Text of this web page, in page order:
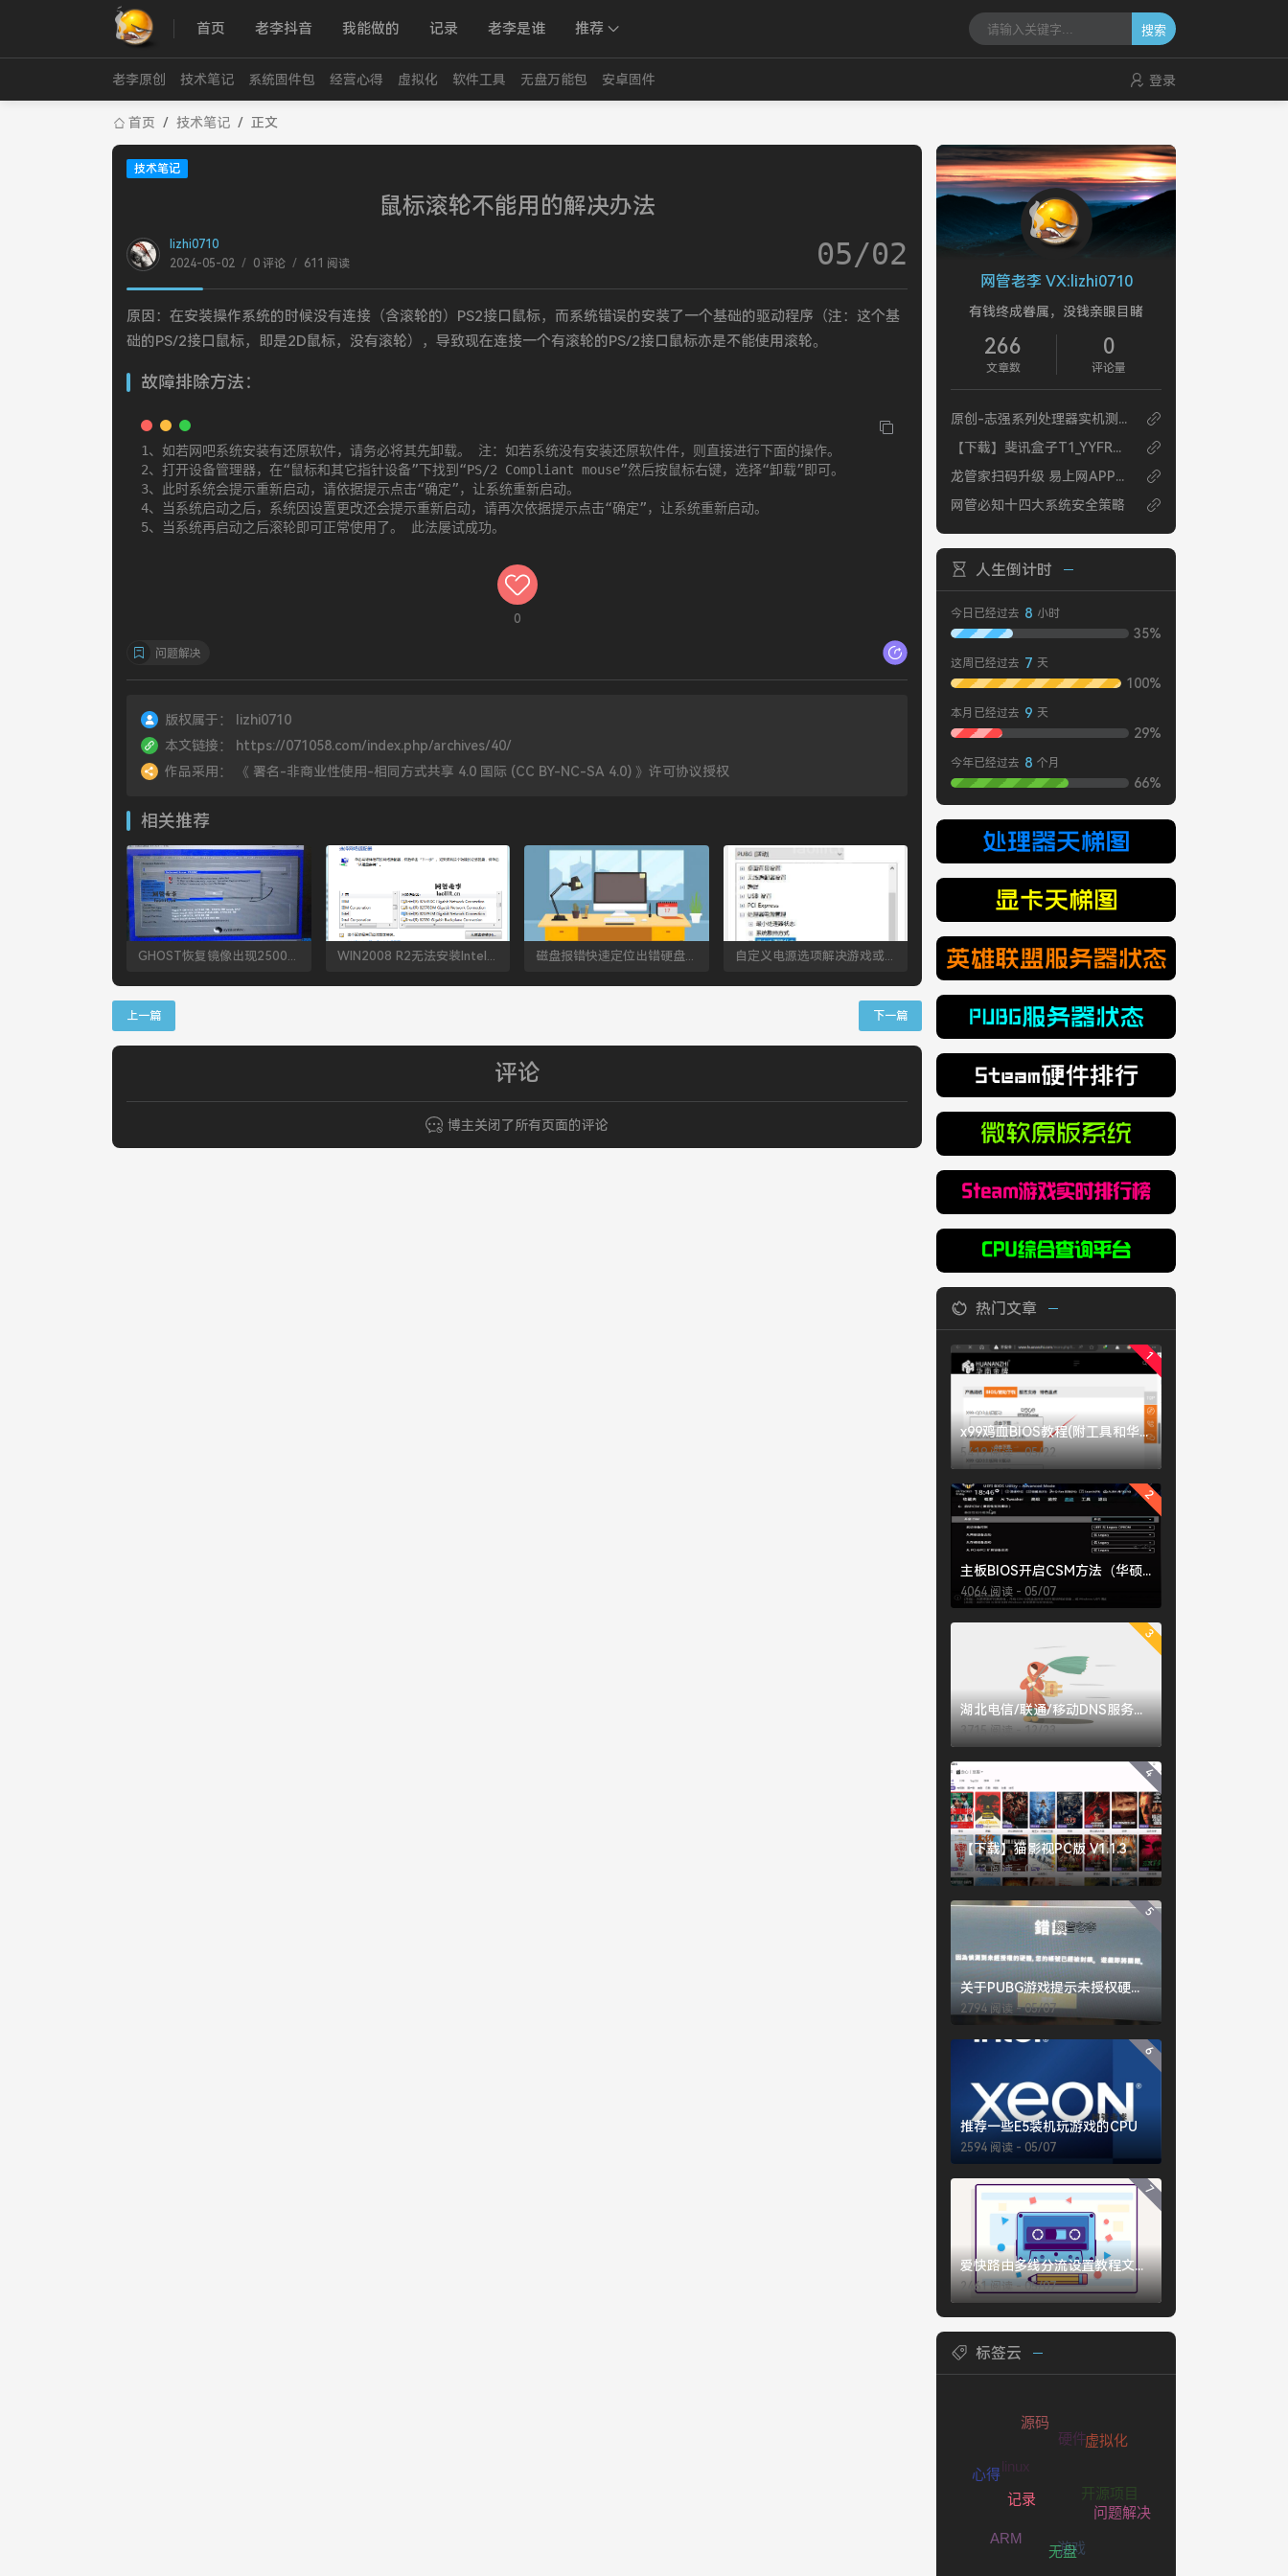
首页 老李抖音 我能做的 记录 老李是谁 推荐 搜索
老李原创 技术笔记 系统固件包 经营心得 虚拟化 软件工具 无盘万能包 安卓固件 登录
首页 / 技术笔记 / 正文
技术笔记
鼠标滚轮不能用的解决办法
lizhi0710
2024-05-02
/ 0 评论 / 611 阅读 05/02
原因：在安装操作系统的时候没有连接（含滚轮的）PS2接口鼠标，而系统错误的安装了一个基础的驱动程序（注：这个基
础的PS/2接口鼠标，即是2D鼠标，没有滚轮），导致现在连接一个有滚轮的PS/2接口鼠标亦是不能使用滚轮。
故障排除方法：
1、如若网吧系统安装有还原软件，请务必将其先卸载。 注：如若系统没有安装还原软件件，则直接进行下面的操作。
2、打开设备管理器，在“鼠标和其它指针设备”下找到“PS/2 Compliant mouse”然后按鼠标右键，选择“卸载”即可。
3、此时系统会提示重新启动，请依据提示点击“确定”，让系统重新启动。
4、当系统启动之后，系统因设置更改还会提示重新启动，请再次依据提示点击“确定”，让系统重新启动。
5、当系统再启动之后滚轮即可正常使用了。 此法屡试成功。
0
问题解决
版权属于：
lizhi0710
本文链接：
https://071058.com/index.php/archives/40/
作品采用：
《 署名-非商业性使用-相同方式共享 4.0 国际 (CC BY-NC-SA 4.0) 》许可协议授权
相关推荐
GHOST恢复镜像出现25002错误解决方法 WIN2008 R2无法安装Intel 82579V驱动的解决方法 磁盘报错快速定位出错硬盘方法 自定义电源选项解决游戏或程序占用处理器100%
上一篇 下一篇
评论
博主关闭了所有页面的评论
网管老李 VX:lizhi0710
有钱终成眷属，没钱亲眼目睹
266
文章数
0
评论量
原创-志强系列处理器实机测试记录【202406】
【下载】斐讯盒子T1_YYFROM实用版20211231
龙管家扫码升级 易上网APP苹果无法使用解决办法
网管必知十四大系统安全策略
人生倒计时
今日已经过去 8 小时
35%
这周已经过去 7 天
100%
本月已经过去 9 天
29%
今年已经过去 8 个月
66%
热门文章
1
x99鸡血BIOS教程(附工具和华南X99-QD3鸡血BIOS下载)
5419 阅读 - 05/22
2
主板BIOS开启CSM方法（华硕、微星、技嘉）
4064 阅读 - 05/07
3
湖北电信/联通/移动DNS服务器地址大全
4
【下载】猫影视PC版 V1.1.3
2943 阅读 - 05/13
5
关于PUBG游戏提示未授权硬件的常见解决办法
2794 阅读 - 05/07
6
推荐一些E5装机玩游戏的CPU
2594 阅读 - 05/07
7
爱快路由多线分流设置教程文字版
2461 阅读 - 05/07
标签云
无盘
问题解决
虚拟化
源码
心得
ARM
硬件